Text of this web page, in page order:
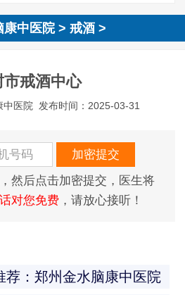
康中医院>戒酒 >
市戒酒中心
中医院 发布时间：2025-03-31
然后点击加密提交，医生将
对您免费，请放心接听！
荐：郑州金水脑康中医院